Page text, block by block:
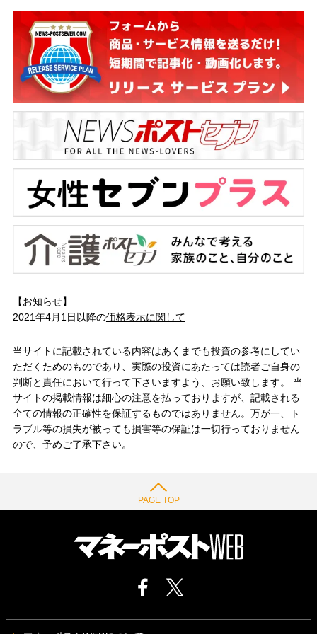
【お知らせ】
2021年4月1日以降の価格表示に関して
当サイトに記載されている内容はあくまでも投資の参考にしてい
ただくためのものであり、実際の投資にあたっては読者ご自身の
判断と責任において行って下さいますよう、お願い致します。 当
サイトの掲載情報は細心の注意を払っておりますが、記載される
全ての情報の正確性を保証するものではありません。万が一、ト
ラブル等の損失が被っても損害等の保証は一切行っておりません
ので、予めご了承下さい。
PAGE TOP